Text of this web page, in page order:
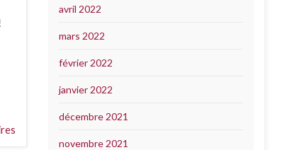
avril 2022
mars 2022
février 2022
janvier 2022
décembre 2021
novembre 2021